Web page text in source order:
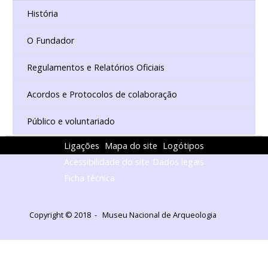
História
O Fundador
Regulamentos e Relatórios Oficiais
Acordos e Protocolos de colaboração
Público e voluntariado
Ligações Mapa do site Logótipos
Acessibilidade do site Dados legais
Ficha técnica
Copyright © 2018 - Museu Nacional de Arqueologia